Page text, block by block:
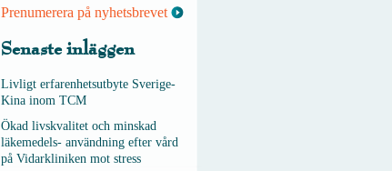
Prenumerera på nyhetsbrevet
Senaste inläggen
Livligt erfarenhetsutbyte Sverige-
Kina inom TCM
Ökad livskvalitet och minskad
läkemedels- användning efter vård
på Vidarkliniken mot stress